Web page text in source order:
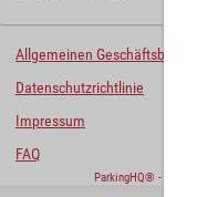
Allgemeinen
Datenschutzrichtlinie
Impressum
FAQ
ParkingHQ® - eine